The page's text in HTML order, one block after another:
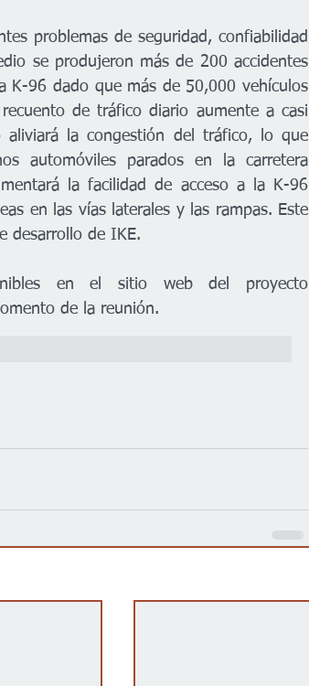
problemas de seguridad, confiabilidad
se produjeron más de 200 accidentes
K-96 dado que más de 50,000 vehículos
de tráfico diario aumente a casi
la congestión del tráfico, lo que
automóviles parados en la carretera
la facilidad de acceso a la K-96
en las vías laterales y las rampas. Este
desarrollo de IKE.
de la reunión.